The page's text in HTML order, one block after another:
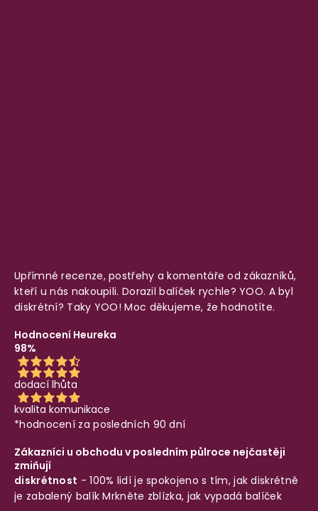
Upřímné recenze, postřehy a komentáře od zákazníků,
kteří u nás nakoupili. Dorazil balíček rychle? YOO. A byl
diskrétní? Taky YOO! Moc děkujeme, že hodnotíte.
Hodnocení Heureka
98%
dodací lhůta
kvalita komunikace
*hodnocení za posledních 90 dní
Zákazníci u obchodu v posledním půlroce nejčastěji
zmiňují
diskrétnost - 100% lidí je spokojeno s tím, jak diskrétně
je zabalený balíkMrkněte zblízka, jak vypadá balíček